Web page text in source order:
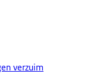
verzuim